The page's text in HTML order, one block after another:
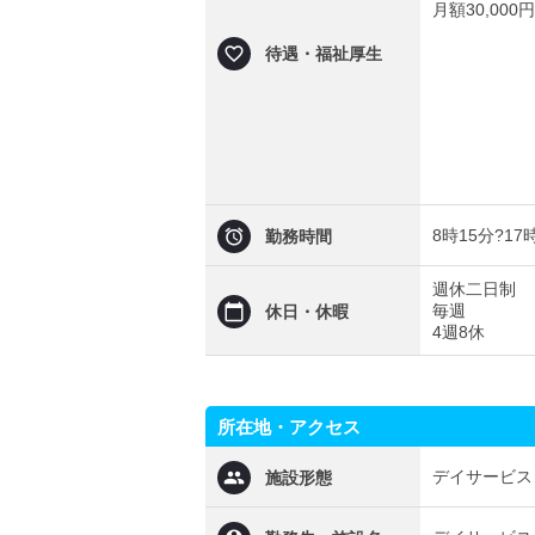
待遇・福祉厚生
月額30,000円
勤務時間 8時15分?17
休日・休暇
週休二日制
毎週
4週8休
所在地・アクセス
施設形態 デイサービス